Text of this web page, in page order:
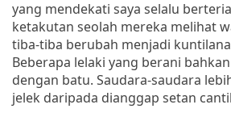
yang mendekati saya selalu
ketakutan seolah mereka melihat
tiba-tiba berubah menjadi
Beberapa lelaki yang berani
dengan batu. Saudara-saudara
jelek daripada dianggap setan